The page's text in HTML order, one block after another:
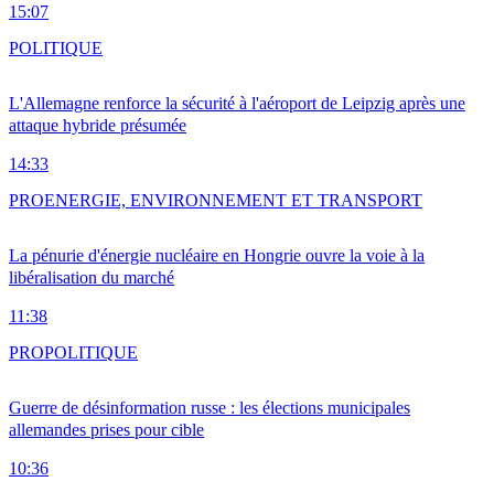
15:07
L'Allemagne renforce la sécurité à l'aéroport de Leipzig après une
attaque hybride présumée
14:33
POLITIQUE
La pénurie d'énergie nucléaire en Hongrie ouvre la voie à la
libéralisation du marché
11:38
PROENERGIE, ENVIRONNEMENT ET TRANSPORT
Guerre de désinformation russe : les élections municipales
allemandes prises pour cible
10:36
PROPOLITIQUE